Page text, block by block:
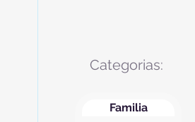
Categorias:
Familia